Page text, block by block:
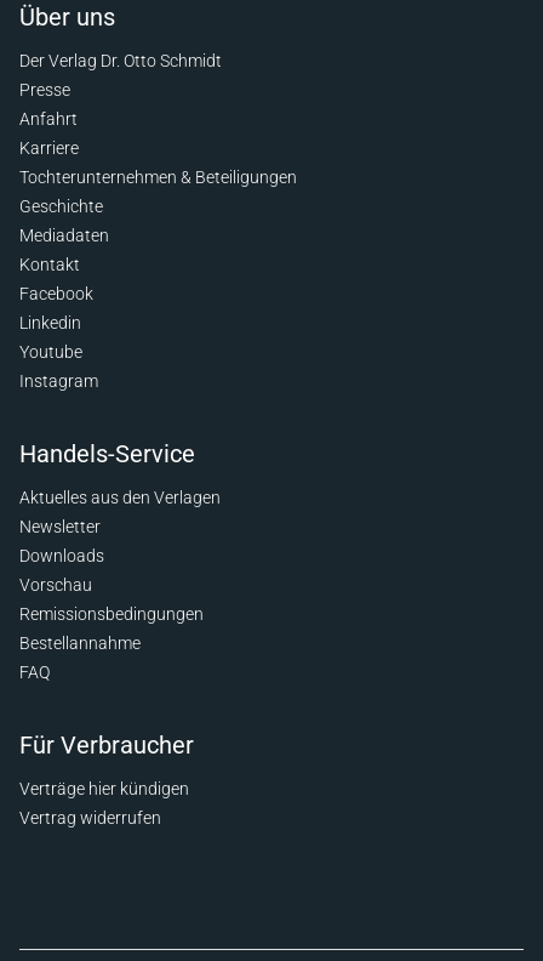
Über uns
Der Verlag Dr. Otto Schmidt
Presse
Anfahrt
Karriere
Tochterunternehmen & Beteiligungen
Geschichte
Mediadaten
Kontakt
Facebook
Linkedin
Youtube
Instagram
Handels-Service
Aktuelles aus den Verlagen
Newsletter
Downloads
Vorschau
Remissionsbedingungen
Bestellannahme
FAQ
Für Verbraucher
Verträge hier kündigen
Vertrag widerrufen